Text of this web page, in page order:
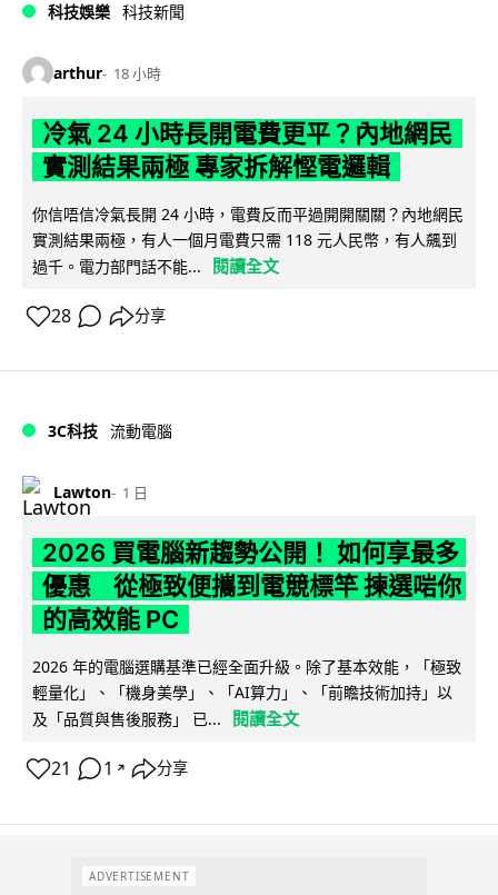
科技娛樂 科技新聞
arthur 18 小時
冷氣 24 小時長開電費更平？內地網民
實測結果兩極 專家拆解慳電邏輯
你信唔信冷氣長開 24 小時，電費反而平過開開關關？內地網民
實測結果兩極，有人一個月電費只需 118 元人民幣，有人飆到
過千。電力部門話不能...
閱讀全文
28 分享
3C科技 流動電腦
Lawton 1 日
2026 買電腦新趨勢公開！ 如何享最多
優惠 從極致便攜到電競標竿 揀選啱你
的高效能 PC
2026 年的電腦選購基準已經全面升級。除了基本效能，「極致
輕量化」、「機身美學」、「AI算力」、「前瞻技術加持」以
及「品質與售後服務」 已...
閱讀全文
21 1 ↗ 分享
ADVERTISEMENT